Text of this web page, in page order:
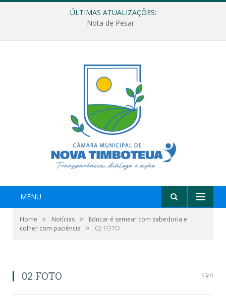
ÚLTIMAS ATUALIZAÇÕES:
Nota de Pesar
MENU
Home » Notícias »
Educar é semear com sabedoria e
colher com paciência
» 02 FOTO
02 FOTO 0